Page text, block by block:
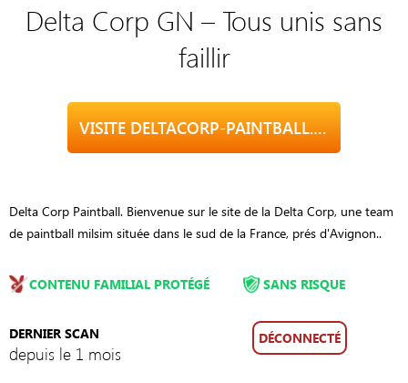
Delta Corp GN – Tous unis sans
faillir
VISITE DELTACORP-PAINTBALL.FR
Delta Corp Paintball. Bienvenue sur le site de la Delta Corp, une team
de paintball milsim située dans le sud de la France, prés d'Avignon..
CONTENU FAMILIAL PROTÉGÉ
DERNIER SCAN
depuis le 1 mois
SANS RISQUE
DÉCONNECTÉ